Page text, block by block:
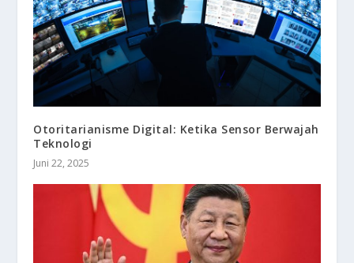
Otoritarianisme Digital: Ketika Sensor Berwajah
Teknologi
Juni 22, 2025